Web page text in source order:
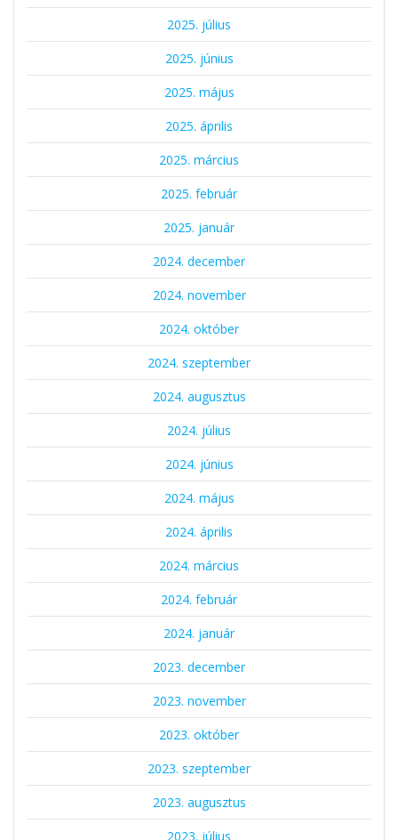
2025. július
2025. június
2025. május
2025. április
2025. március
2025. február
2025. január
2024. december
2024. november
2024. október
2024. szeptember
2024. augusztus
2024. július
2024. június
2024. május
2024. április
2024. március
2024. február
2024. január
2023. december
2023. november
2023. október
2023. szeptember
2023. augusztus
2023. július